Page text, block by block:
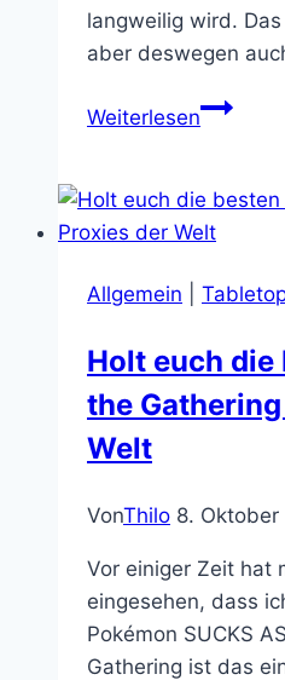
langweilig wird.
aber deswegen
WeiterlesenRick
The
Pickle
Game
Allgemein
Holt euch die
the
Welt
VonThilo 8. Oktober
Vor einiger Zeit hat
eingesehen, dass
Pokémon SUCKS
Gathering ist das